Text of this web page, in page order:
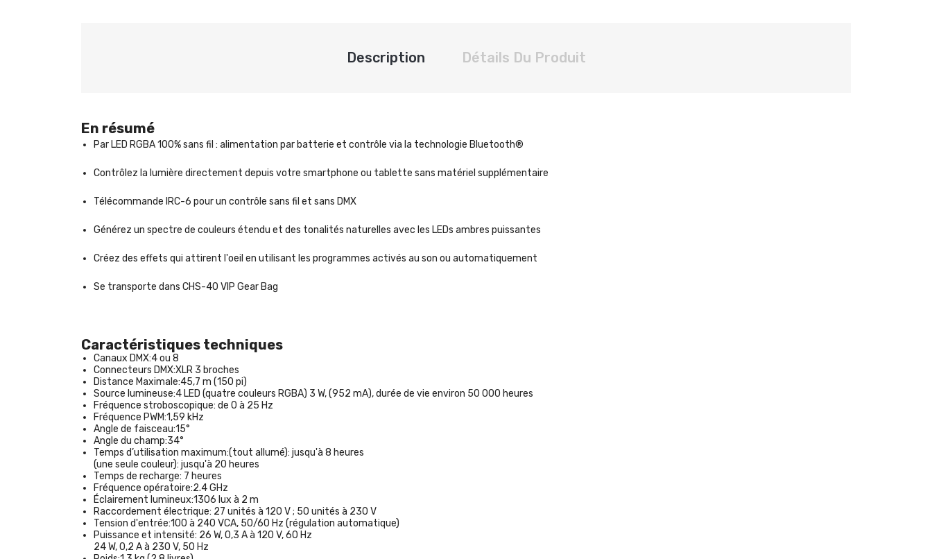
Description Détails Du Produit
En résumé
Par LED RGBA 100% sans fil : alimentation par batterie et contrôle via la technologie Bluetooth®
Contrôlez la lumière directement depuis votre smartphone ou tablette sans matériel supplémentaire
Télécommande IRC-6 pour un contrôle sans fil et sans DMX
Générez un spectre de couleurs étendu et des tonalités naturelles avec les LEDs ambres puissantes
Créez des effets qui attirent l'oeil en utilisant les programmes activés au son ou automatiquement
Se transporte dans CHS-40 VIP Gear Bag
Caractéristiques techniques
Canaux DMX:4 ou 8
Connecteurs DMX:XLR 3 broches
Distance Maximale:45,7 m (150 pi)
Source lumineuse:4 LED (quatre couleurs RGBA) 3 W, (952 mA), durée de vie environ 50 000 heures
Fréquence stroboscopique: de 0 à 25 Hz
Fréquence PWM:1,59 kHz
Angle de faisceau:15°
Angle du champ:34°
Temps d’utilisation maximum:(tout allumé): jusqu'à 8 heures
(une seule couleur): jusqu'à 20 heures
Temps de recharge: 7 heures
Fréquence opératoire:2.4 GHz
Éclairement lumineux:1306 lux à 2 m
Raccordement électrique: 27 unités à 120 V ; 50 unités à 230 V
Tension d'entrée:100 à 240 VCA, 50/60 Hz (régulation automatique)
Puissance et intensité: 26 W, 0,3 A à 120 V, 60 Hz
24 W, 0,2 A à 230 V, 50 Hz